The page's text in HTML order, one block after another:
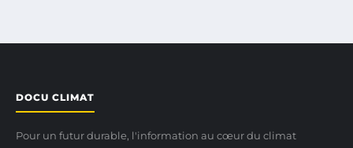
DOCU CLIMAT
Pour un futur durable, l'information au cœur du climat